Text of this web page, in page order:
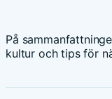
På
kultur och tips för